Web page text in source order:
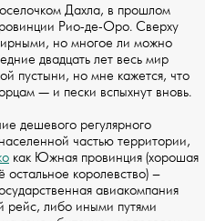
Дахла, в прошлом
Рио-де-Оро. Сверху
но многое ли можно
двадцать лет весь мир
пустыни, но мне кажется, что
— и пески вспыхнут вновь.
дешевого регулярного
частью территории,
как Южная провинция (хорошая
остальное королевство) –
авиакомпания
рейс, либо иными путями